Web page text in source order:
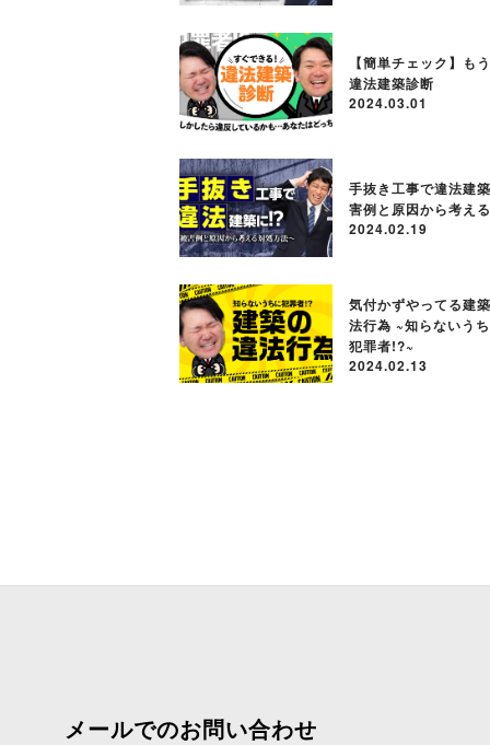
【簡単チェック】も
違法建築診断
2024.03.01
手抜き工事で違法建
害例と原因から考え
2024.02.19
気付かずやってる建
法行為 ~知らないう
犯罪者!?~
2024.02.13
メールでのお問い合わせ